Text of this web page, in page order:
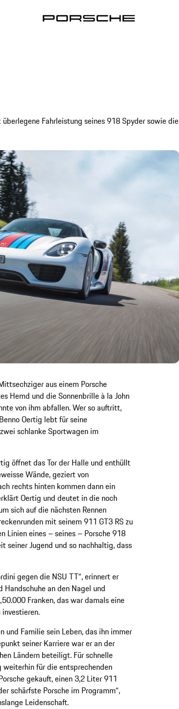
Fahrleistung seines 918 Spyder sowie die
aus einem Porsche
Hemd und die Sonnenbrille à la John
von ihm abfallen. Wer so auftritt,
Oertig lebt für seine
schlanke Sportwagen im
öffnet das Tor der Halle und enthüllt
Wände, geziert von
rechts hinten kommen dann ein
Oertig und deutet in die noch
sich auf die nächsten Rennen
mit seinem 911 GT3 RS zu
Linien eines – seines – Porsche 918
seiner Jugend und so nachhaltig, dass
gegen die NSU TT“, erinnert er
an den Nagel und
Franken, das war damals eine
und Familie sein Leben, das ihn immer
seiner Karriere war er an der
Ländern beteiligt. Für schnelle
weiterhin für die entsprechenden
gekauft, einen 3,2 Liter 911
schärfste Porsche im Programm“,
Leidenschaft.